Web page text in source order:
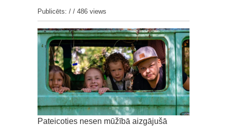
Publicēts: / / 486 views
Pateicoties nesen mūžībā aizgājušā